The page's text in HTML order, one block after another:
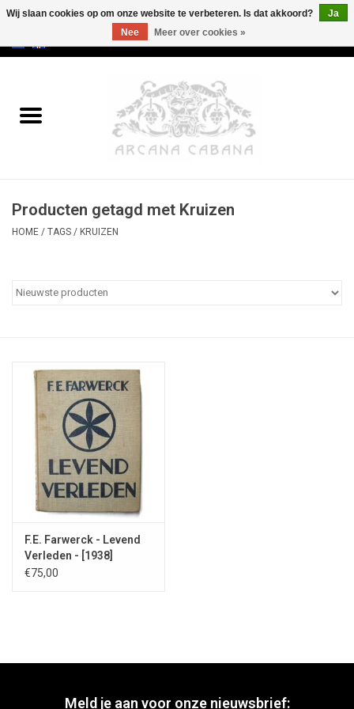
Oud & Zeldzaam
Erotica
Categorieën
Producten getagd met Kruizen
HOME / TAGS / KRUIZEN
F.E. Farwerck - Levend
Verleden - [1938]
€75,00
Meld je aan voor onze nieuwsbrief:
Wij slaan cookies op om onze website te verbeteren. Is dat akkoord?
Ja
Nee
Meer over cookies »